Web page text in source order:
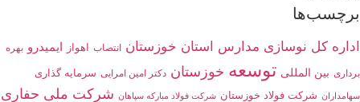
برچسب‌ها
اداره کل نوسازی مدارس استان خوزستان انتصاب اهواز ایمیدرو بهره
برداری بین المللی توسعه خوزستان دکتر امین امرایی سرمایه گذاری
سهامداران شرکت فولاد خوزستان شرکت فولاد مبارکه سپاهان شرکت ملی حفاری